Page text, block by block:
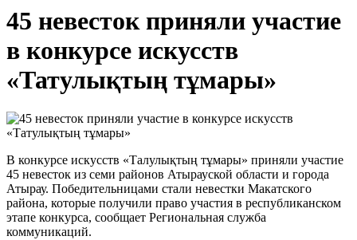
45 невесток приняли участие
в конкурсе искусств
«Татулықтың тұмары»
В конкурсе искусств «Талулықтың тұмары» приняли участие
45 невесток из семи районов Атырауской области и города
Атырау. Победительницами стали невестки Макатского
района, которые получили право участия в республиканском
этапе конкурса, сообщает Региональная служба
коммуникаций.